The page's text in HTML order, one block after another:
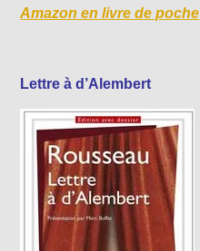
Amazon en livre de poche
Lettre à d’Alembert